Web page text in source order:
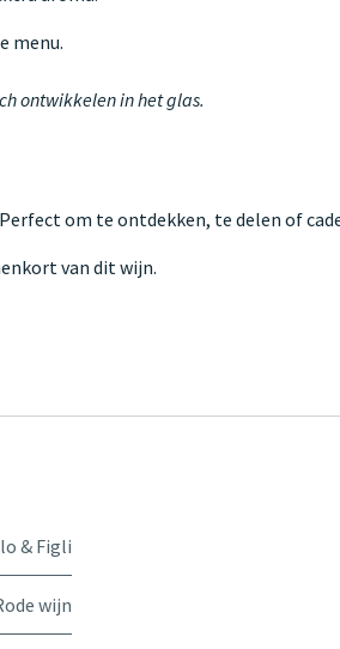
menu.
ontwikkelen in het glas.
om te ontdekken, te delen of
van dit wijn.
& Figli
wijn